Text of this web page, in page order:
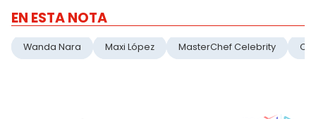
EN ESTA NOTA
Wanda Nara Maxi López MasterChef Celebrity